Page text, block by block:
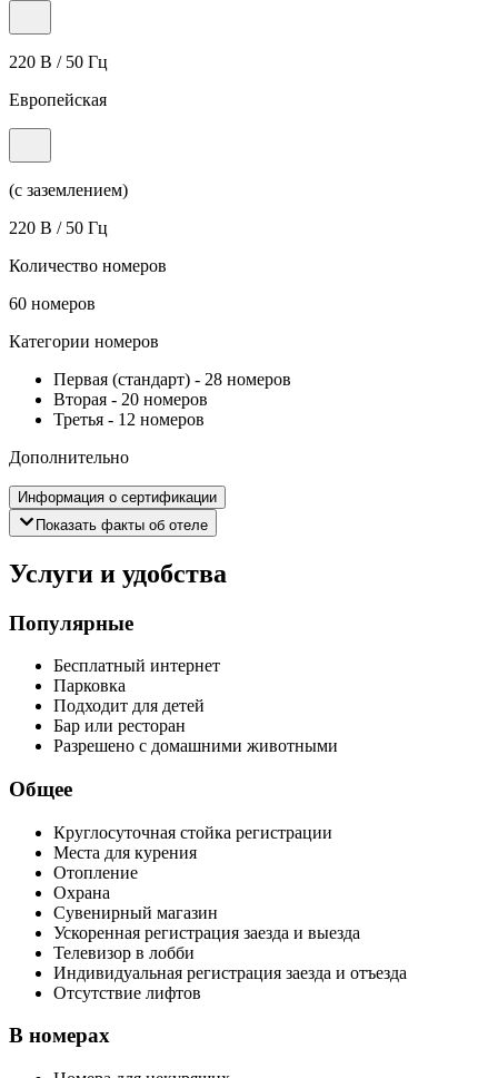
220 В / 50 Гц
Европейская
(с заземлением)
220 В / 50 Гц
Количество номеров
60 номеров
Категории номеров
Первая (стандарт) - 28 номеров
Вторая - 20 номеров
Третья - 12 номеров
Дополнительно
Информация о сертификации
Показать факты об отеле
Услуги и удобства
Популярные
Бесплатный интернет
Парковка
Подходит для детей
Бар или ресторан
Разрешено с домашними животными
Общее
Круглосуточная стойка регистрации
Места для курения
Отопление
Охрана
Сувенирный магазин
Ускоренная регистрация заезда и выезда
Телевизор в лобби
Индивидуальная регистрация заезда и отъезда
Отсутствие лифтов
В номерах